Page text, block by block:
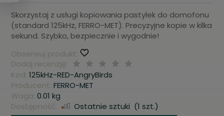
Skorzystaj z usługi kopiowania pastylek do domofonu
(standard 125kHz, FERRO-MET). Precyzyjne kopie w kilka
sekund. Szybko, bezpiecznie i wygodnie!
Obserwuj produkt:
Dodaj recenzję:
Kod: 125kHz-RED-AngryBirds
Producent: FERRO-MET
Waga: 0.01 kg
Dostępność:
Ostatnie sztuki (1 szt.)